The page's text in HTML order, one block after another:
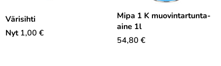
Värisihti
Nyt 1,00 €
Mipa 1 K muovintartunta-
aine 1l
54,80 €